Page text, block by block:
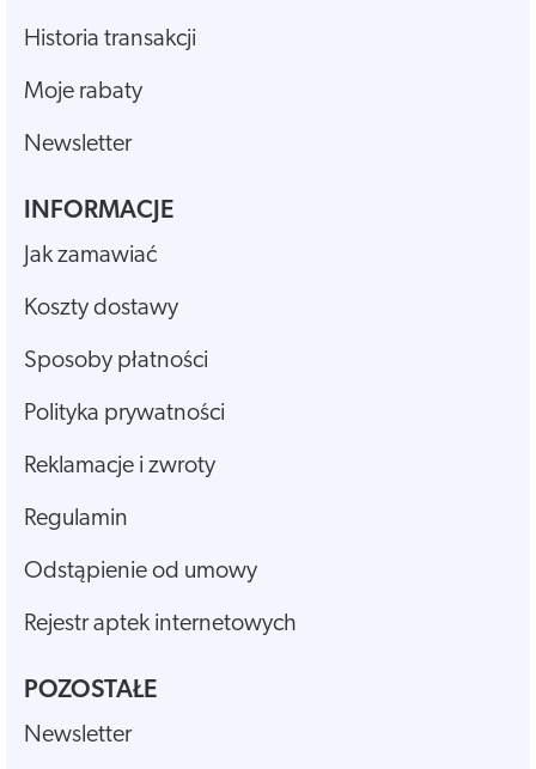
Historia transakcji
Moje rabaty
Newsletter
INFORMACJE
Jak zamawiać
Koszty dostawy
Sposoby płatności
Polityka prywatności
Reklamacje i zwroty
Regulamin
Odstąpienie od umowy
Rejestr aptek internetowych
POZOSTAŁE
Newsletter